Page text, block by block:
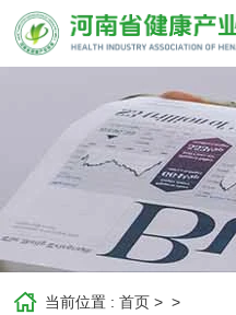
当前位置 :首页 > >